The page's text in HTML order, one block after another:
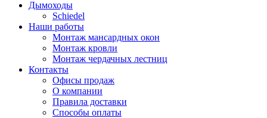
Дымоходы
Schiedel
Наши работы
Монтаж мансардных окон
Монтаж кровли
Монтаж чердачных лестниц
Контакты
Офисы продаж
О компании
Правила доставки
Способы оплаты